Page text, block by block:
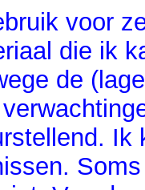
voor
die ik
de
Ik